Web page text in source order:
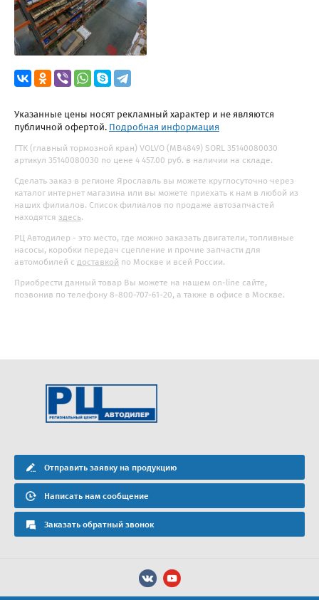
Указанные цены носят рекламный характер и не являются
публичной офертой. Подробная информация
ГТК (главный тормозной кран) VOLVO (MB4849) SORL 35140080030
артикул 35140080030 по цене 4 457.00 руб. в наличии на складе.
Сделать заказ в регионе Ярославль вы можете круглосуточно через
каталог интернет магазина или вы можете приехать к нам в любой из
наших филиалов. Список филиалов по продаже автозапчастей
находятся здесь.
РЦ Автодилер - это место, где можно заказать двигатели, топливные
насосы, коробки передач сцепление и прочие запчасти для
автомобилей с доставкой по Москве и всей России.
Приобрести данный товар Вы можете на нашем on-line сайте,
позвонив по телефону 8-800-707-61-20, а также в офисе в Москве.
Отправить заявку на продукцию
Написать нам сообщение
Заказать обратный звонок